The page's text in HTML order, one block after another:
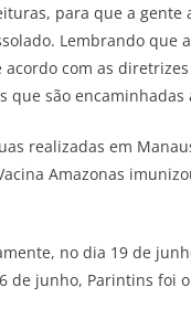
para que a gente
Lembrando que
com as
são encaminhadas
realizadas em
Amazonas
no dia 19 de
de junho, Parintins foi